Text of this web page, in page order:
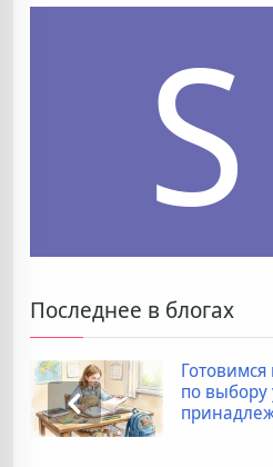
S
Последнее в блогах
по